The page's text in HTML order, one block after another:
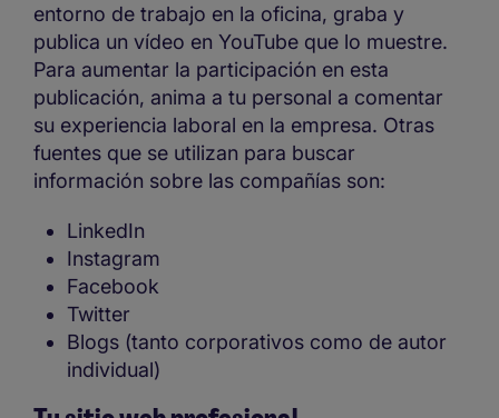
entorno de trabajo en la oficina, graba y
publica un vídeo en YouTube que lo muestre.
Para aumentar la participación en esta
publicación, anima a tu personal a comentar
su experiencia laboral en la empresa. Otras
fuentes que se utilizan para buscar
información sobre las compañías son:
LinkedIn
Instagram
Facebook
Twitter
Blogs (tanto corporativos como de autor
individual)